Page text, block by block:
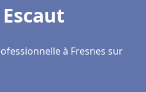
à Fresnes sur